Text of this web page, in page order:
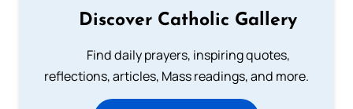
Discover Catholic Gallery
Find daily prayers, inspiring quotes,
reflections, articles, Mass readings, and more.